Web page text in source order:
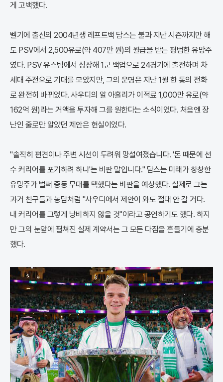
게 고백했다.
벨기에 출신의 2004년생 레프트백 담스는 불과 지난 시즌까지만 해
도 PSV에서 2,500유로(약 407만 원)의 월급을 받는 평범한 유망주
였다. PSV 유스팀에서 성장해 1군 백업으로 24경기에 출전하며 차
세대 주전으로 기대를 모았지만, 그의 운명은 지난 1월 한 통의 전화
로 완전히 바뀌었다. 사우디의 알 아흘리가 이적료 1,000만 유로(약
162억 원)라는 거액을 투자해 그를 원한다는 소식이었다. 처음엔 장
난인 줄로만 알았던 제안은 현실이었다.
"솔직히 편견이나 주변 시선이 두려워 망설여졌습니다. '돈 때문에 선
수 커리어를 포기하려 하냐'는 비판 말입니다." 담스는 미래가 창창한
유망주가 벌써 중동 무대를 택했다는 비판을 예상했다. 실제로 그는
과거 친구들과 농담처럼 "사우디에서 제안이 와도 절대 안 갈 거다.
내 커리어를 그렇게 낭비하지 않을 것"이라고 공언하기도 했다. 하지
만 그의 눈앞에 펼쳐진 실제 계약서는 그 모든 다짐을 흔들기에 충분
했다.